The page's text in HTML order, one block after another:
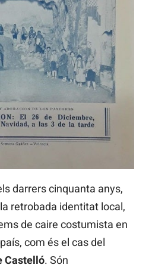
darrers cinquanta anys,
retrobada identitat local,
de caire costumista en
com és el cas del
Castelló. Són